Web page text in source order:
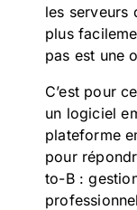
les serveurs
plus
pas est une
C’est pour
un logiciel
plateforme
pour
to-B :